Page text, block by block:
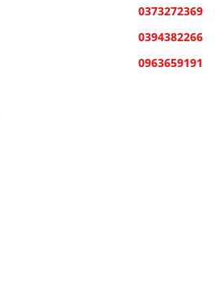
0373272369
0394382266
0963659191